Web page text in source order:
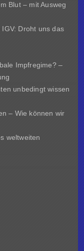
Blut – mit Ausweg
Droht uns das
Impfregime? –
unbedingt wissen
– Wie können wir
weltweiten